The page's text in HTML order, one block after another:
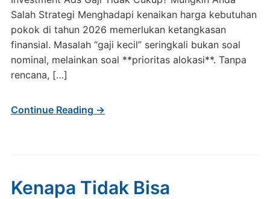
Salah Strategi Menghadapi kenaikan harga kebutuhan
pokok di tahun 2026 memerlukan ketangkasan
finansial. Masalah “gaji kecil” seringkali bukan soal
nominal, melainkan soal **prioritas alokasi**. Tanpa
rencana, […]
Continue Reading →
Kenapa Tidak Bisa